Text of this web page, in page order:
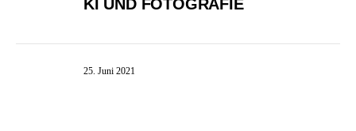
KI UND FOTOGRAFIE
25. Juni 2021